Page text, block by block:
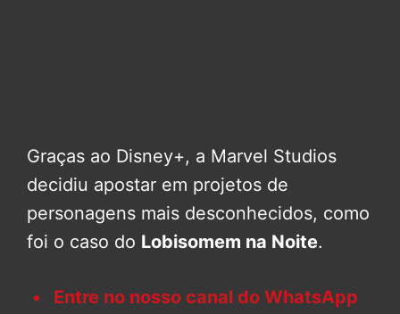
Graças ao Disney+, a Marvel Studios
decidiu apostar em projetos de
personagens mais desconhecidos, como
foi o caso do Lobisomem na Noite.
Entre no nosso canal do WhatsApp